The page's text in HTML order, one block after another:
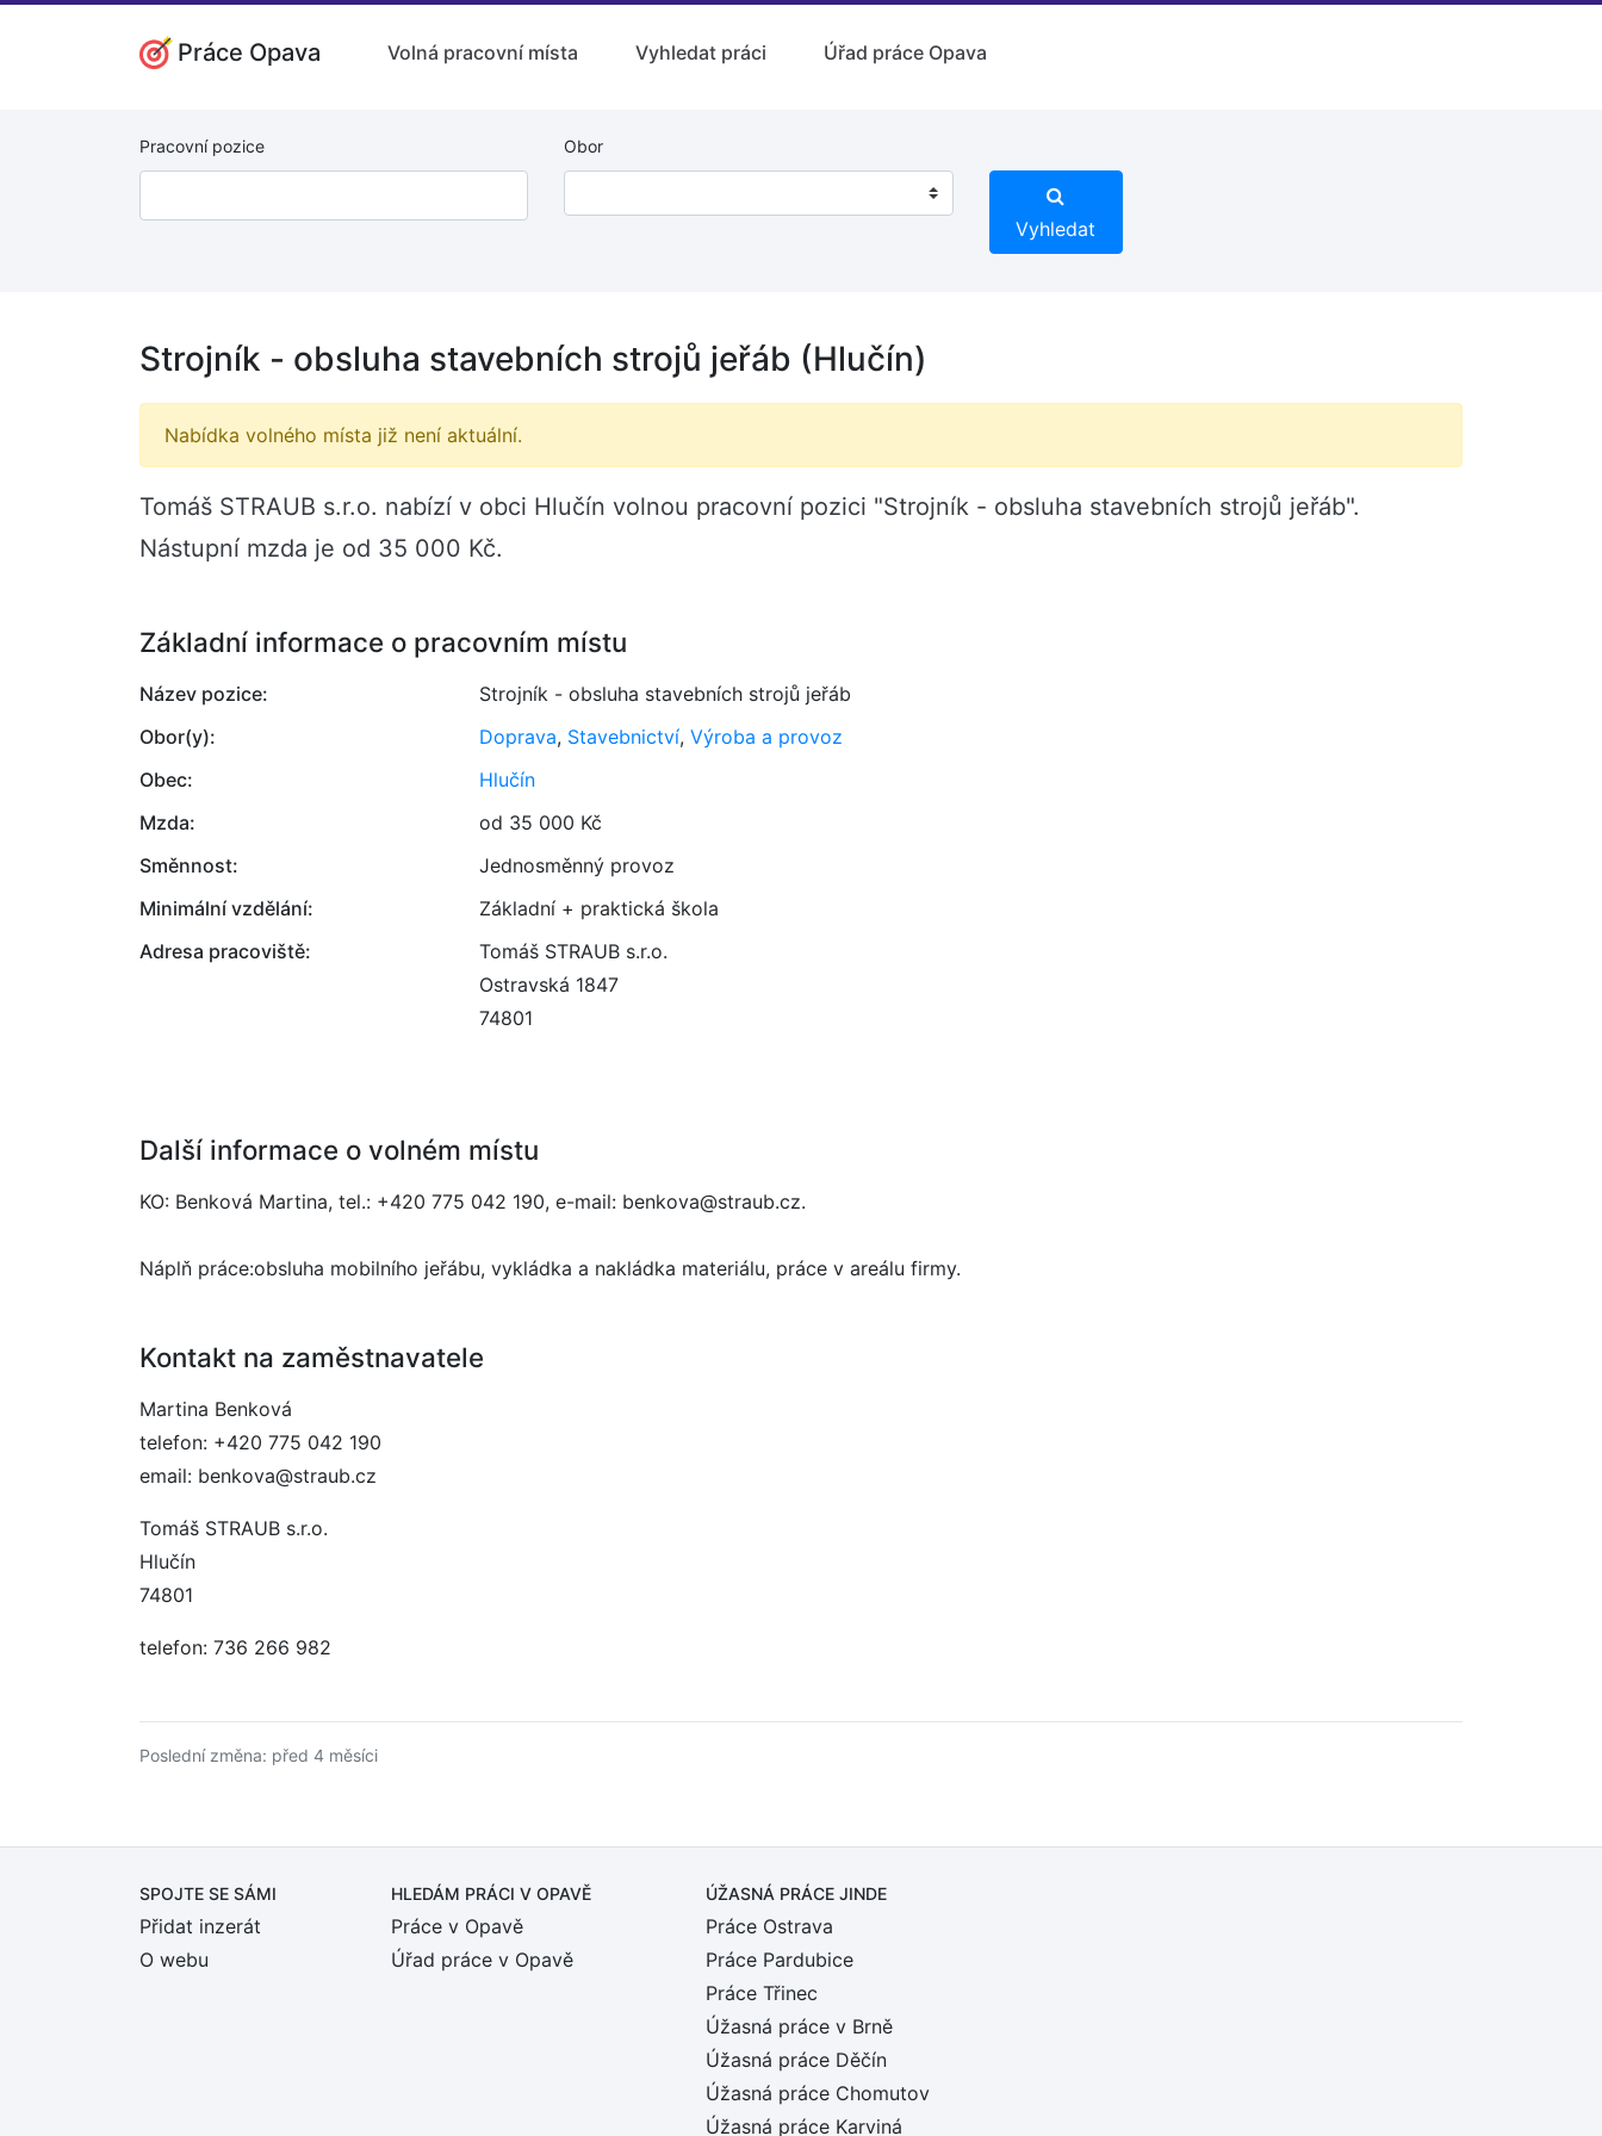
Práce Opava Volná pracovní místa Vyhledat práci Úřad práce Opava
Pracovní pozice Obor
Vyhledat
Strojník - obsluha stavebních strojů jeřáb (Hlučín)
Nabídka volného místa již není aktuální.
Tomáš STRAUB s.r.o. nabízí v obci Hlučín volnou pracovní pozici "Strojník - obsluha stavebních strojů jeřáb".
Nástupní mzda je od 35 000 Kč.
Základní informace o pracovním místu
Název pozice:
Strojník - obsluha stavebních strojů jeřáb
Obor(y):
Doprava, Stavebnictví, Výroba a provoz
Obec:
Hlučín
Mzda:
od 35 000 Kč
Směnnost:
Jednosměnný provoz
Minimální vzdělání:
Základní + praktická škola
Adresa pracoviště:
Tomáš STRAUB s.r.o.
Ostravská 1847
74801
Další informace o volném místu
KO: Benková Martina, tel.: +420 775 042 190, e-mail: benkova@straub.cz.
Náplň práce:obsluha mobilního jeřábu, vykládka a nakládka materiálu, práce v areálu firmy.
Kontakt na zaměstnavatele
Martina Benková
telefon: +420 775 042 190
email: benkova@straub.cz
Tomáš STRAUB s.r.o.
Hlučín
74801
telefon: 736 266 982
Poslední změna: před 4 měsíci
SPOJTE SE SÁMI
Přidat inzerát
O webu
HLEDÁM PRÁCI V OPAVĚ
Práce v Opavě
Úřad práce v Opavě
ÚŽASNÁ PRÁCE JINDE
Práce Ostrava
Práce Pardubice
Práce Třinec
Úžasná práce v Brně
Úžasná práce Děčín
Úžasná práce Chomutov
Úžasná práce Karviná